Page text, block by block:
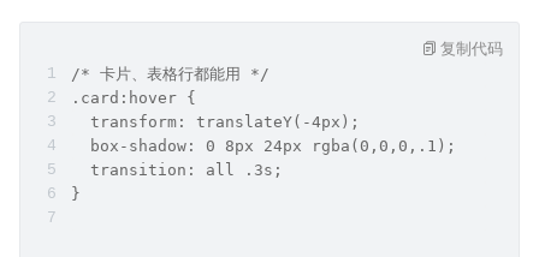
/* 卡片、表格行都能用 */
.card:hover {
  transform: translateY(-4px);
  box-shadow: 0 8px 24px rgba(0,0,0,.1);
  transition: all .3s;
}
复制代码